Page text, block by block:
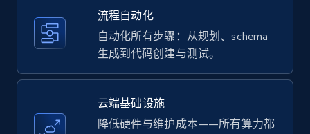
Amazon products - find products by using
upc numbers
Title, Seller name, Brand, Description, Initial
more.
35.2K+ 5.7K+ 注册使用
流程自动化
自动化所有步骤：从规划、schema
生成到代码创建与测试。
云端基础设施
降低硬件与维护成本——所有算力都